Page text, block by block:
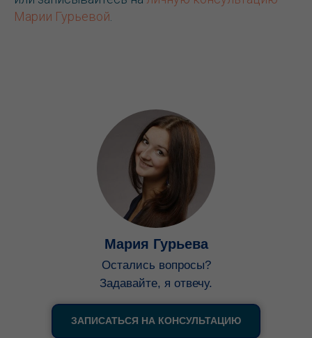
Марии Гурьевой
Мария Гурьева
Остались вопросы?
Задавайте, я отвечу.
ЗАПИСАТЬСЯ НА КОНСУЛЬТАЦИЮ